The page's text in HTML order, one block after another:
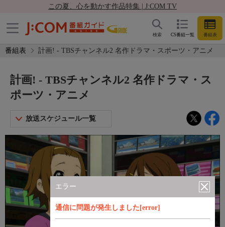
この夏、心を動かす作品特集 | J:COM TV
CS番組一覧 番組表
検索
番組表 計画! - TBSチャンネル2 名作ドラマ・スポーツ・アニメ
エラー
通信に問題が発生しました[error]
計画! - TBSチャンネル2 名作ドラマ・ス
ポーツ・アニメ
放送スケジュール一覧